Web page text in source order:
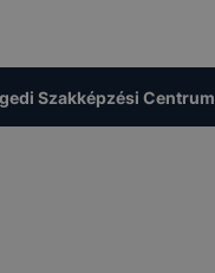
Szakképzési Centrum